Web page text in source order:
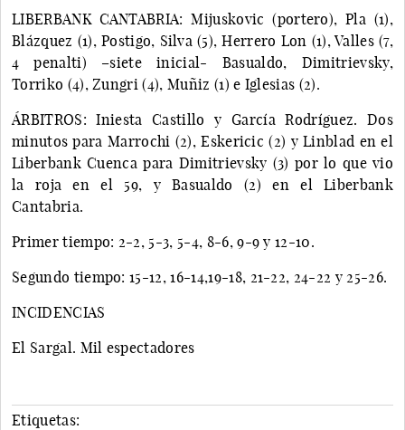
LIBERBANK CANTABRIA: Mijuskovic (portero), Pla (1),
Blázquez (1), Postigo, Silva (5), Herrero Lon (1), Valles (7,
4 penalti) –siete inicial- Basualdo, Dimitrievsky,
Torriko (4), Zungri (4), Muñiz (1) e Iglesias (2).
ÁRBITROS: Iniesta Castillo y García Rodríguez. Dos
minutos para Marrochi (2), Eskericic (2) y Linblad en el
Liberbank Cuenca para Dimitrievsky (3) por lo que vio
la roja en el 59, y Basualdo (2) en el Liberbank
Cantabria.
Primer tiempo: 2-2, 5-3, 5-4, 8-6, 9-9 y 12-10.
Segundo tiempo: 15-12, 16-14,19-18, 21-22, 24-22 y 25-26.
INCIDENCIAS
El Sargal. Mil espectadores
Etiquetas: